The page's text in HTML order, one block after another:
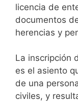
licencia de
documentos
herencias y
La inscripción
es el asiento
de una
civiles, y